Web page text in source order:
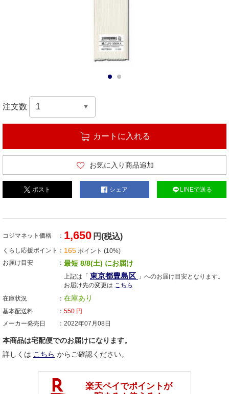
注文数
カートに入れる
お気に入り商品追加
ポスト シェア LINEで送る
コジマネット価格 1,650 円(税込)
くらし応援ポイント 165 ポイント (10%)
お届け目安
最短 8/8(土) にお届け
上記は「 東京都豊島区 」へのお届け目安となります。
お届け先の変更は こちら
在庫状況
在庫あり
基本配送料 550 円
メーカー発売日
2022年07月08日
本商品は宅配便でのお届けになります。
詳しくは こちら からご確認ください。